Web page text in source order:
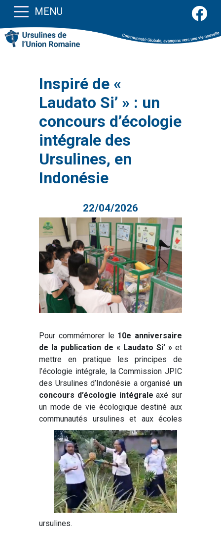
MENU
Inspiré de «
Laudato Si’ » : un
concours d’écologie
intégrale des
Ursulines, en
Indonésie
22/04/2026
Pour commémorer le 10e anniversaire
de la publication de « Laudato Si’ » et
mettre en pratique les principes de
l’écologie intégrale, la Commission JPIC
des Ursulines d’Indonésie a organisé un
concours d’écologie intégraleaxé sur
un mode de vie écologique destiné aux
communautés ursulines et aux écoles
ursulines.